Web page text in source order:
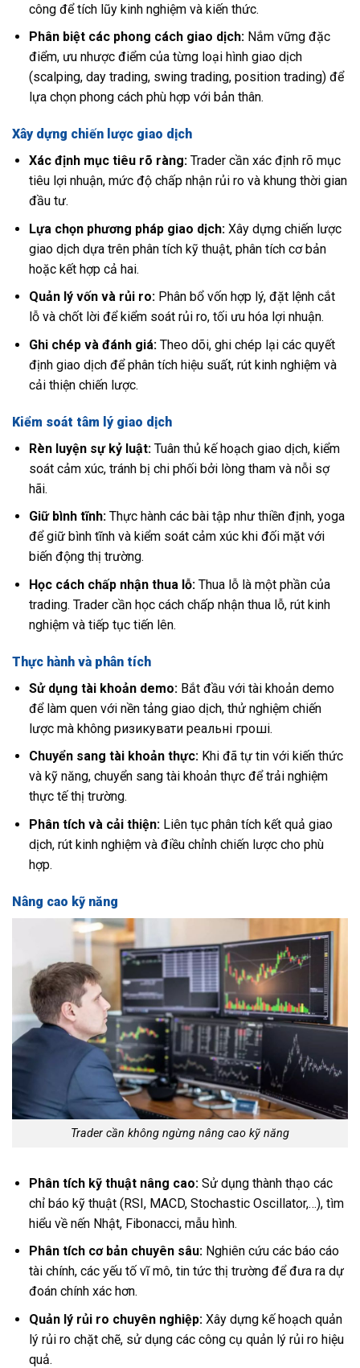
công để tích lũy kinh nghiệm và kiến thức.
Phân biệt các phong cách giao dịch:Nắm vững đặc
điểm, ưu nhược điểm của từng loại hình giao dịch
(scalping, day trading, swing trading, position trading) để
lựa chọn phong cách phù hợp với bản thân.
Xây dựng chiến lược giao dịch
Xác định mục tiêu rõ ràng:Trader cần xác định rõ mục
tiêu lợi nhuận, mức độ chấp nhận rủi ro và khung thời gian
đầu tư.
Lựa chọn phương pháp giao dịch:Xây dựng chiến lược
giao dịch dựa trên phân tích kỹ thuật, phân tích cơ bản
hoặc kết hợp cả hai.
Quản lý vốn và rủi ro:Phân bổ vốn hợp lý, đặt lệnh cắt
lỗ và chốt lời để kiểm soát rủi ro, tối ưu hóa lợi nhuận.
Ghi chép và đánh giá:Theo dõi, ghi chép lại các quyết
định giao dịch để phân tích hiệu suất, rút kinh nghiệm và
cải thiện chiến lược.
Kiểm soát tâm lý giao dịch
Rèn luyện sự kỷ luật:Tuân thủ kế hoạch giao dịch, kiểm
soát cảm xúc, tránh bị chi phối bởi lòng tham và nỗi sợ
hãi.
Giữ bình tĩnh:Thực hành các bài tập như thiền định, yoga
để giữ bình tĩnh và kiểm soát cảm xúc khi đối mặt với
biến động thị trường.
Học cách chấp nhận thua lỗ:Thua lỗ là một phần của
trading. Trader cần học cách chấp nhận thua lỗ, rút kinh
nghiệm và tiếp tục tiến lên.
Thực hành và phân tích
Sử dụng tài khoản demo:Bắt đầu với tài khoản demo
để làm quen với nền tảng giao dịch, thử nghiệm chiến
lược mà không ризикувати реальні гроші.
Chuyển sang tài khoản thực:Khi đã tự tin với kiến thức
và kỹ năng, chuyển sang tài khoản thực để trải nghiệm
thực tế thị trường.
Phân tích và cải thiện:Liên tục phân tích kết quả giao
dịch, rút kinh nghiệm và điều chỉnh chiến lược cho phù
hợp.
Nâng cao kỹ năng
Trader cần không ngừng nâng cao kỹ năng
Phân tích kỹ thuật nâng cao:Sử dụng thành thạo các
chỉ báo kỹ thuật (RSI, MACD, Stochastic Oscillator,…), tìm
hiểu về nến Nhật, Fibonacci, mẫu hình.
Phân tích cơ bản chuyên sâu:Nghiên cứu các báo cáo
tài chính, các yếu tố vĩ mô, tin tức thị trường để đưa ra dự
đoán chính xác hơn.
Quản lý rủi ro chuyên nghiệp:Xây dựng kế hoạch quản
lý rủi ro chặt chẽ, sử dụng các công cụ quản lý rủi ro hiệu
quả.